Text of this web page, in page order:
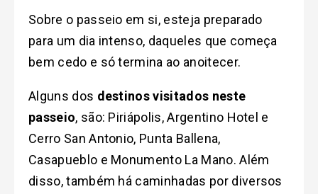
Sobre o passeio em si, esteja preparado
para um dia intenso, daqueles que começa
bem cedo e só termina ao anoitecer.
Alguns dos destinos visitados neste
passeio, são: Piriápolis, Argentino Hotel e
Cerro San Antonio, Punta Ballena,
Casapueblo e Monumento La Mano. Além
disso, também há caminhadas por diversos